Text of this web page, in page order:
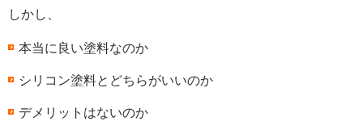
しかし、
本当に良い塗料なのか
シリコン塗料とどちらがいいのか
デメリットはないのか